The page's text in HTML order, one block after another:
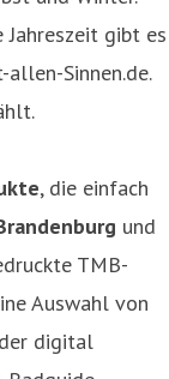
gibt es
Sinnen.de.
, die einfach
und
TMB-
Auswahl von
digital